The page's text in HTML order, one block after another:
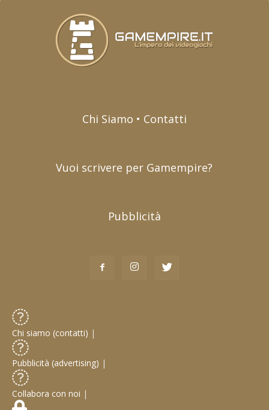
Chi Siamo • Contatti
Vuoi scrivere per Gamempire?
Pubblicità
Chi siamo (contatti) |
Pubblicità (advertising) |
Collabora con noi |